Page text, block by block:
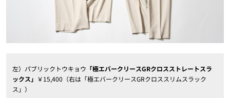
左）パブリックトウキョウ 「極エバークリースGRクロスストレートスラ
ックス」 ￥15,400（右は「極エバークリースGRクロススリムスラック
ス」）